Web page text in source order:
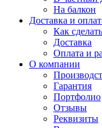
На балкон
Доставка и
Как
Доставка
Оплата и
О компании
Гарантия
Портфолио
Отзывы
Реквизиты